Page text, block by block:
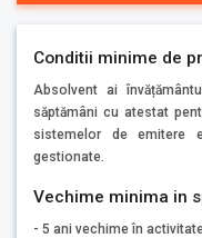
Conditii minime de
Absolvent ai
săptămâni cu atestat
sistemelor de emitere
gestionate.
Vechime minima in
- 5 ani vechime în